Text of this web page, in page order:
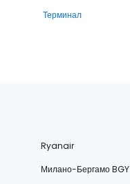
Терминал
Ryanair
Милано-Бергамо BGY